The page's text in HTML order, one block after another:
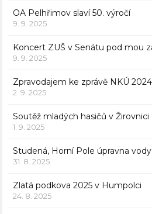
OA Pelhřimov slaví 50. výročí
9. 9. 2025
Koncert ZUŠ v Senátu pod mou
9. 9. 2025
Zpravodajem ke zprávě NKÚ 2024
2. 9. 2025
Soutěž mladých hasičů v Žirovnici
1. 9. 2025
Studená, Horní Pole úpravna vody
31. 8. 2025
Zlatá podkova 2025 v Humpolci
24. 8. 2025